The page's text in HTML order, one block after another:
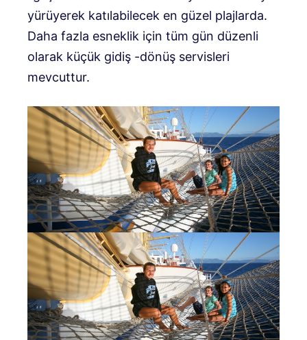
yürüyerek katılabilecek en güzel plajlarda.
Daha fazla esneklik için tüm gün düzenli
olarak küçük gidiş -dönüş servisleri
mevcuttur.